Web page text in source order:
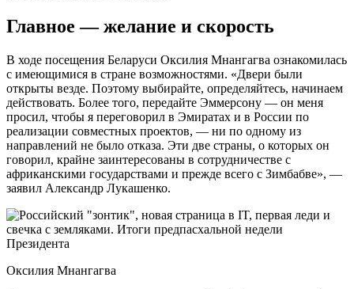
Главное — желание и скорость
В ходе посещения Беларуси Оксилия Мнангагва ознакомилась
с имеющимися в стране возможностями. «Двери были
открыты везде. Поэтому выбирайте, определяйтесь, начинаем
действовать. Более того, передайте Эммерсону — он меня
просил, чтобы я переговорил в Эмиратах и в России по
реализации совместных проектов, — ни по одному из
направлений не было отказа. Эти две страны, о которых он
говорил, крайне заинтересованы в сотрудничестве с
африканскими государствами и прежде всего с Зимбабве», —
заявил Александр Лукашенко.
Оксилия Мнангагва